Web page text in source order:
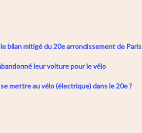
bilan mitigé du 20e arrondissement de Paris
leur voiture pour le vélo
mettre au vélo (électrique) dans le 20e ?